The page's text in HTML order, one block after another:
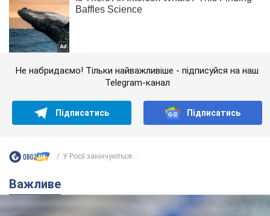
Не набридаємо! Тільки найважливіше - підписуйся на наш
Telegram-канал
Підписатись Підписатись
У Росії закінчуються...
Важливе